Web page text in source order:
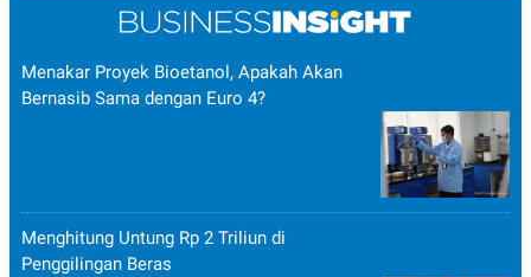
Menakar Proyek Bioetanol, Apakah Akan
Bernasib Sama dengan Euro 4?
Menghitung Untung Rp 2 Triliun di
Penggilingan Beras